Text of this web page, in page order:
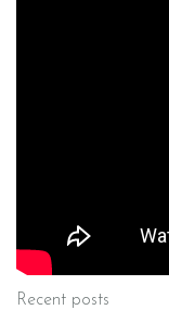
Recent posts